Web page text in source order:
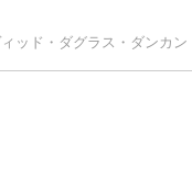
ッド・ダグラス・ダンカン